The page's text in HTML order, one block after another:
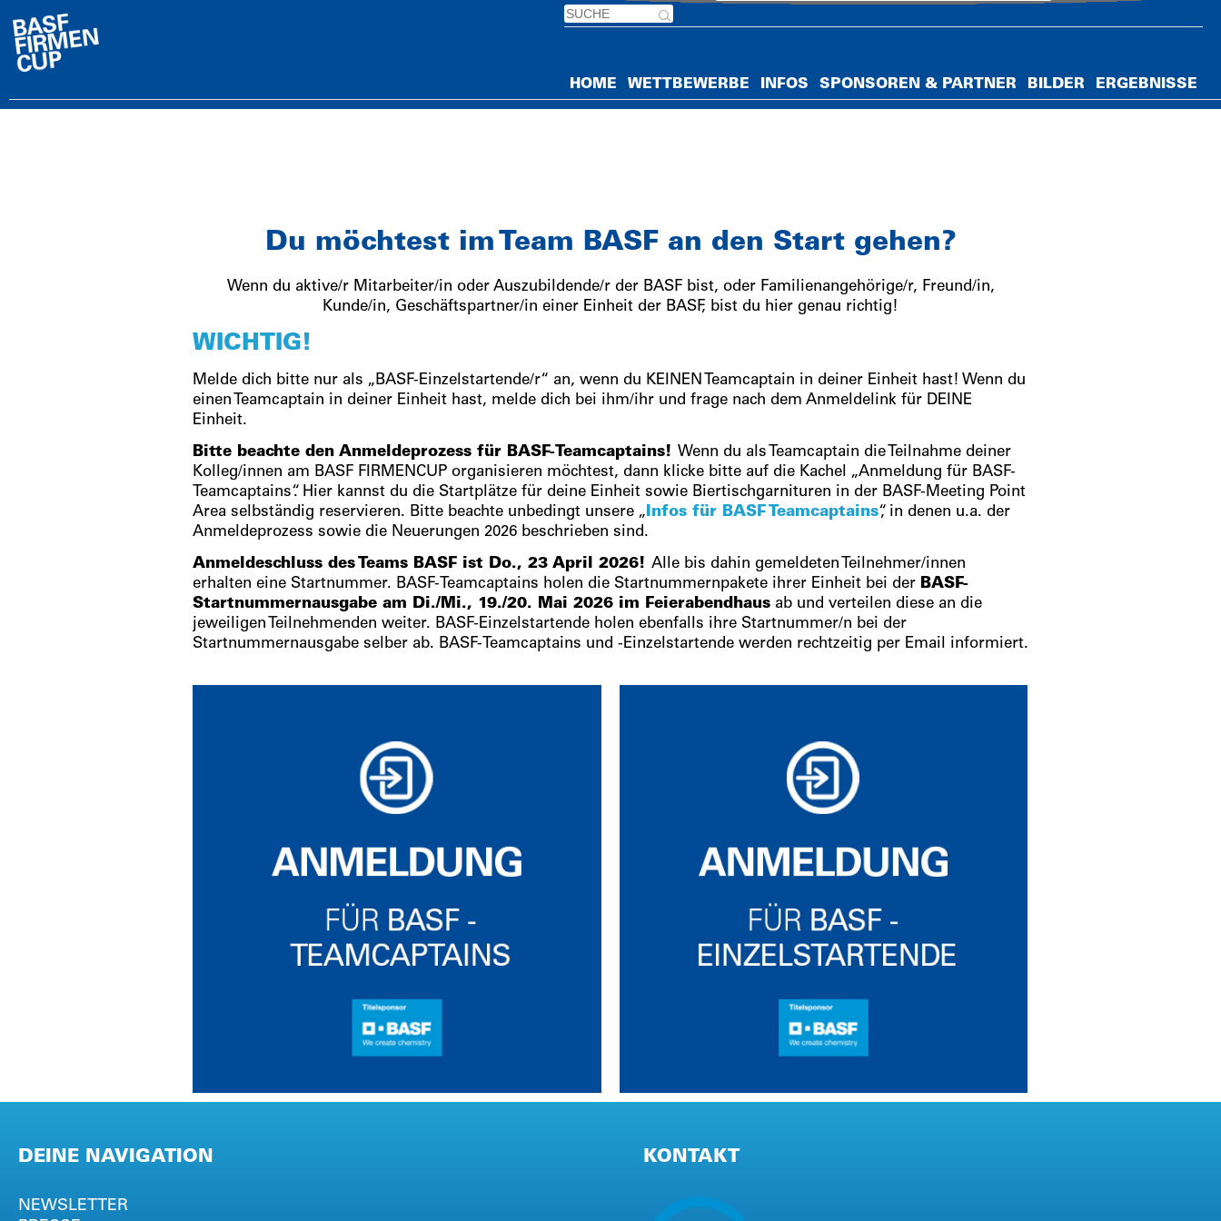
HOME WETTBEWERBE INFOS SPONSOREN & PARTNER BILDER ERGEBNISSE
Du möchtest im Team BASF an den Start gehen?
Wenn du aktive/r Mitarbeiter/in oder Auszubildende/r der BASF bist, oder Familienangehörige/r, Freund/in,
Kunde/in, Geschäftspartner/in einer Einheit der BASF, bist du hier genau richtig!
WICHTIG!
Melde dich bitte nur als „BASF-Einzelstartende/r“ an, wenn du KEINEN Teamcaptain in deiner Einheit hast! Wenn du
einen Teamcaptain in deiner Einheit hast, melde dich bei ihm/ihr und frage nach dem Anmeldelink für DEINE
Einheit.
Bitte beachte den Anmeldeprozess für BASF-Teamcaptains! Wenn du als Teamcaptain die Teilnahme deiner
Kolleg/innen am BASF FIRMENCUP organisieren möchtest, dann klicke bitte auf die Kachel „Anmeldung für BASF-
Teamcaptains“. Hier kannst du die Startplätze für deine Einheit sowie Biertischgarnituren in der BASF-Meeting Point
Area selbständig reservieren. Bitte beachte unbedingt unsere „Infos für BASF Teamcaptains“, in denen u.a. der
Anmeldeprozess sowie die Neuerungen 2026 beschrieben sind.
Anmeldeschluss des Teams BASF ist Do., 23 April 2026! Alle bis dahin gemeldeten Teilnehmer/innen
erhalten eine Startnummer. BASF-Teamcaptains holen die Startnummernpakete ihrer Einheit bei der BASF-
Startnummernausgabe am Di./Mi., 19./20. Mai 2026 im Feierabendhaus ab und verteilen diese an die
jeweiligen Teilnehmenden weiter. BASF-Einzelstartende holen ebenfalls ihre Startnummer/n bei der
Startnummernausgabe selber ab. BASF-Teamcaptains und -Einzelstartende werden rechtzeitig per Email informiert.
DEINE NAVIGATION
NEWSLETTER
KONTAKT